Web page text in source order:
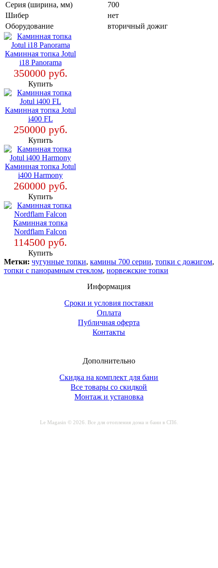
Серия (ширина, мм)
700
Шибер
нет
Оборудование
вторичный дожиг
Каминная топка Jotul
i18 Panorama
350000 руб.
Купить
Каминная топка Jotul
i400 FL
250000 руб.
Купить
Каминная топка Jotul
i400 Harmony
260000 руб.
Купить
Каминная топка
Nordflam Falcon
114500 руб.
Купить
Метки: чугунные топки, камины 700 серии, топки с дожигом,
топки с панорамным стеклом, норвежские топки
Информация
Сроки и условия поставки
Оплата
Публичная оферта
Контакты
Дополнительно
Скидка на комплект для бани
Все товары со скидкой
Монтаж и установка
Le Magasin © 2026. Все для отопления дома и бани в СПб.